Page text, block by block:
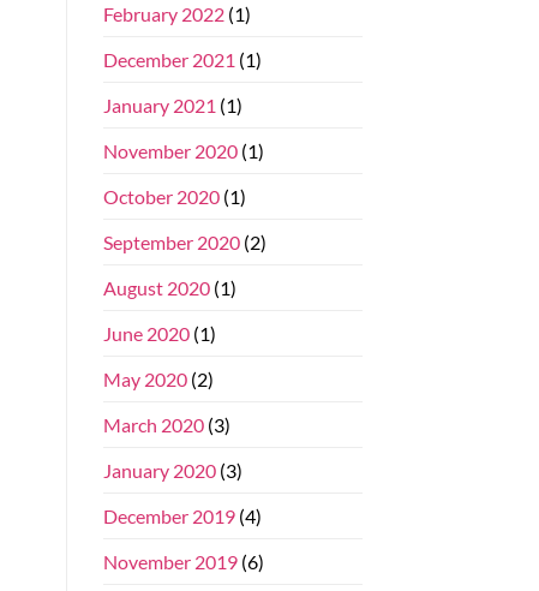
February 2022(1)
December 2021 (1)
January 2021 (1)
November 2020(1)
October 2020(1)
September 2020(2)
August 2020(1)
June 2020(1)
May 2020(2)
March 2020(3)
January 2020(3)
December 2019(4)
November 2019(6)